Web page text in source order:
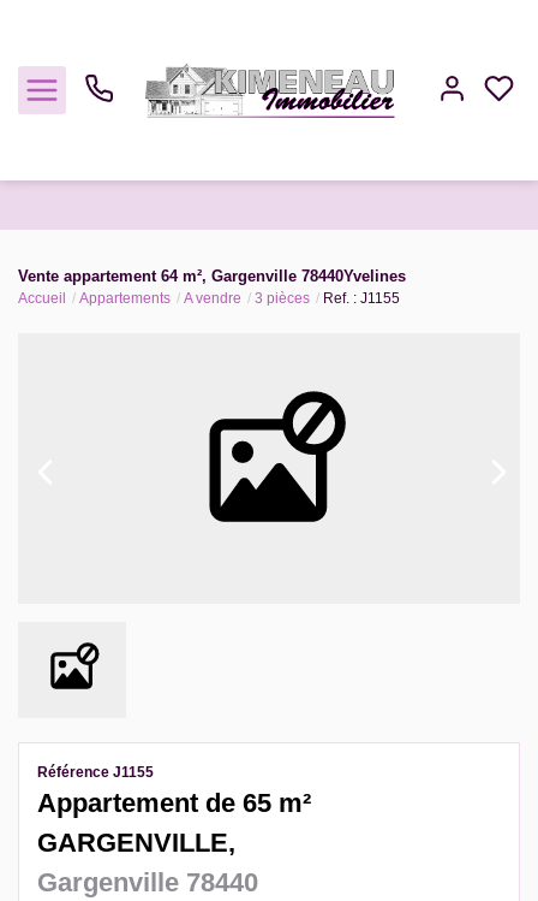
Notre Agence
Extranet Gestion
Vente appartement 64 m², Gargenville 78440Yvelines
Accueil Appartements A vendre 3 pièces Ref. : J1155
Référence J1155
Appartement de 65 m²
GARGENVILLE,
Gargenville 78440